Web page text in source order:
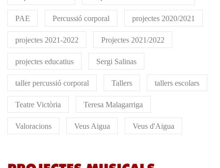
PAE Percussió corporal projectes 2020/2021
projectes 2021-2022 Projectes 2021/2022
projectes educatius Sergi Salinas
taller percussió corporal Tallers tallers escolars
Teatre Victòria Teresa Malagarriga
Valoracions Veus Aigua Veus d'Aigua